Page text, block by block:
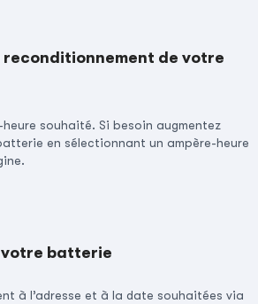
reconditionnement de votre
heure souhaité. Si besoin augmentez
en sélectionnant un ampère-heure
votre batterie
à l’adresse et à la date souhaitées via